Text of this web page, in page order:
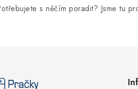
s něčím poradit? Jsme tu